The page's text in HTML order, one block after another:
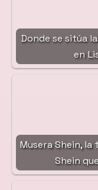
Donde se sitúa
en
Musera Shein,
Shein